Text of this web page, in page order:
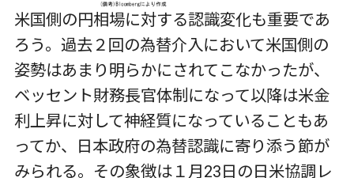
米国側の円相場に対する認識変化も重要であ
ろう。過去２回の為替介入において米国側の
姿勢はあまり明らかにされてこなかったが、
ベッセント財務長官体制になって以降は米金
利上昇に対して神経質になっていることもあ
ってか、日本政府の為替認識に寄り添う節が
みられる。その象徴は１月23日の日米協調レ